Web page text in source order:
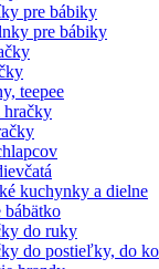
pre bábiky
pre bábiky
teepee
hračky
kuchynky a dielne
bábätko
do ruky
do postieľky, do